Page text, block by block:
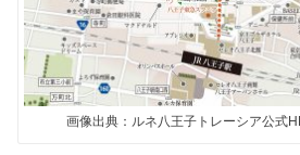
画像出典：ルネ八王子トレーシア公式